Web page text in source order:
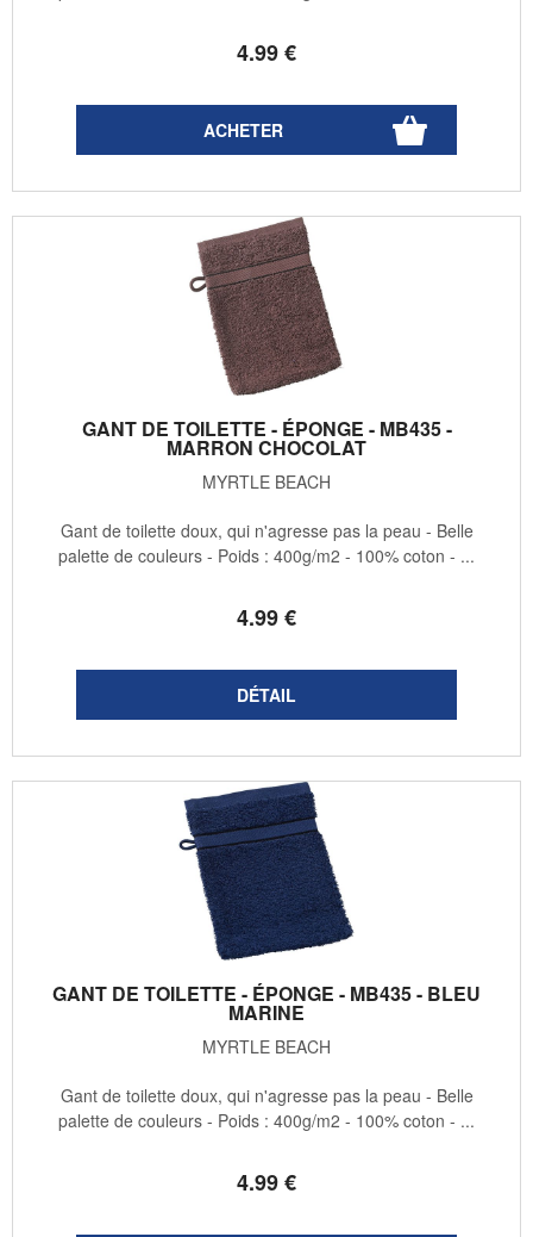
4.99€
GANT DE TOILETTE - ÉPONGE - MB435 -
MARRON CHOCOLAT
MYRTLE BEACH
4.99€
Gant de toilette doux, qui n'agresse pas la peau - Belle
palette de couleurs - Poids : 400g/m2 - 100% coton - ...
GANT DE TOILETTE - ÉPONGE - MB435 - BLEU
MARINE
MYRTLE BEACH
4.99€
Gant de toilette doux, qui n'agresse pas la peau - Belle
palette de couleurs - Poids : 400g/m2 - 100% coton - ...